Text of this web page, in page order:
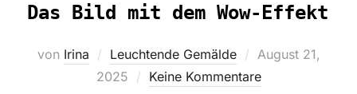
Das Bild mit dem Wow-Effekt
von Irina Leuchtende Gemälde
Veröffentlicht
am
August 21,
2025
Keine Kommentare